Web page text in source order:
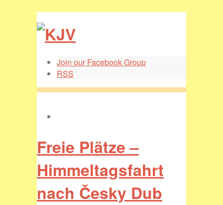
Join our Facebook Group
RSS
Freie Plätze –
Himmeltagsfahrt
nach Česky Dub